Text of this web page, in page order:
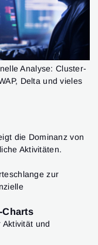
Analyse: Cluster-
Delta und vieles
die Dominanz von
Aktivitäten.
zur
Charts
und